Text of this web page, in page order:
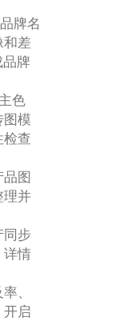
牌名
和差
牌
色
图模
检查
品图
理并
同步
详情
、
开启